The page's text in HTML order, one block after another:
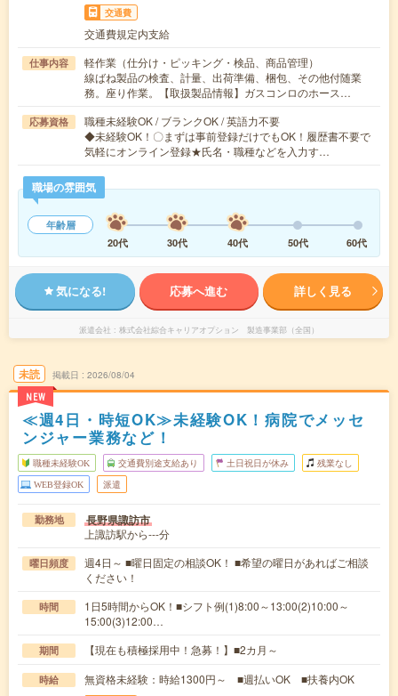
交通費
交通費規定内支給
仕事内容
軽作業（仕分け・ピッキング・検品、商品管理）
線ばね製品の検査、計量、出荷準備、梱包、その他付随業
務。座り作業。【取扱製品情報】ガスコンロのホース…
応募資格
職種未経験OK / ブランクOK / 英語力不要
◆未経験OK！〇まずは事前登録だけでもOK！履歴書不要で
気軽にオンライン登録★氏名・職種などを入力す…
職場の雰囲気
年齢層
20代
30代 40代 50代 60代
気になる! 応募へ進む 詳しく見る
派遣会社 株式会社綜合キャリアオプション 製造事業部（全国）
未読
NEW
掲載日 2026/08/04
≪週4日・時短OK≫未経験OK！病院でメッセ
ンジャー業務など！
職種未経験OK 交通費別途支給あり 土日祝日が休み 残業なし
WEB登録OK 派遣
勤務地 長野県諏訪市
上諏訪駅から---分
曜日頻度
週4日～ ■曜日固定の相談OK！ ■希望の曜日があればご相談
ください！
時間
1日5時間からOK！■シフト例(1)8:00～13:00(2)10:00～
15:00(3)12:00…
期間 【現在も積極採用中！急募！】■2カ月～
時給 無資格未経験：時給1300円～ ■週払いOK ■扶養内OK